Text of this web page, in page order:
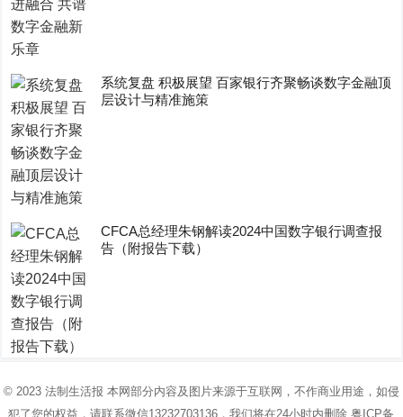
系统复盘 积极展望 百家银行齐聚畅谈数字金融顶
层设计与精准施策
CFCA总经理朱钢解读2024中国数字银行调查报
告（附报告下载）
© 2023 法制生活报 本网部分内容及图片来源于互联网，不作商业用途，如侵
犯了您的权益，请联系微信13232703136，我们将在24小时内删除粤ICP备